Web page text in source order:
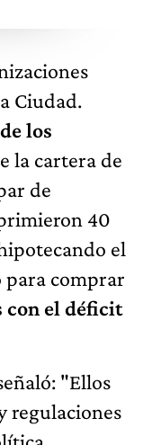
Ciudad.
los
la cartera de
de
40
el
para comprar
con el déficit
"Ellos
regulaciones